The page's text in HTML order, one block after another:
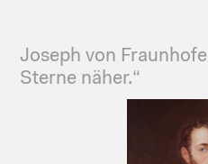
Joseph von
Sterne näher.“